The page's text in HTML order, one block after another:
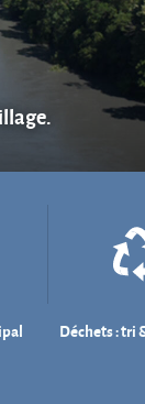
Déchets : tri